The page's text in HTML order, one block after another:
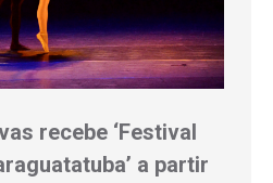
recebe ‘Festival
a partir